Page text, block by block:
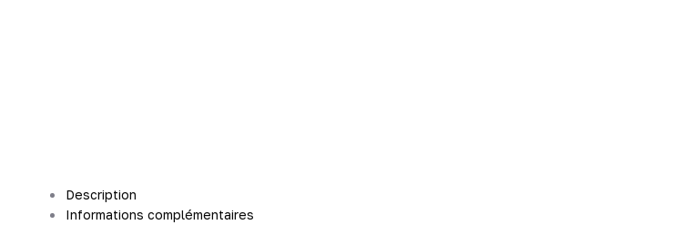
Description
Informations complémentaires